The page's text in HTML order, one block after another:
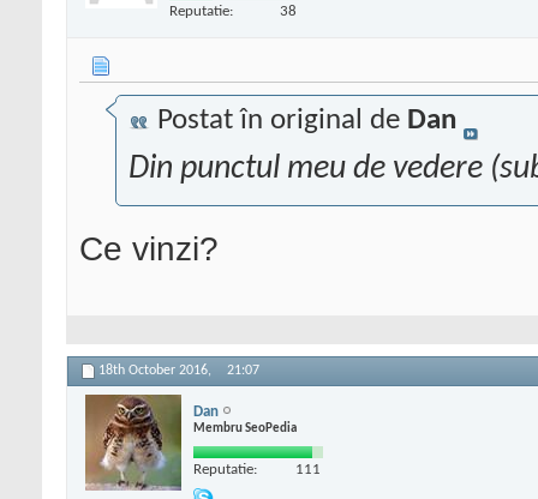
Reputatie: 38
Postat în original de Dan
Din punctul meu de vedere
Ce vinzi?
18th October 2016, 21:07
Dan
Membru SeoPedia
Reputatie: 111